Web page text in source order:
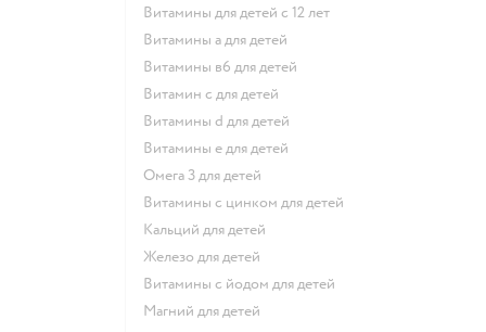
Витамины для детей с 12 лет
Витамины а для детей
Витамины в6 для детей
Витамин с для детей
Витамины d для детей
Витамины е для детей
Омега 3 для детей
Витамины с цинком для детей
Кальций для детей
Железо для детей
Витамины с йодом для детей
Магний для детей